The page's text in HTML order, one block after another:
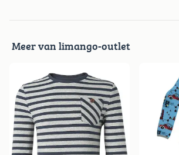
Meer van limango-outlet